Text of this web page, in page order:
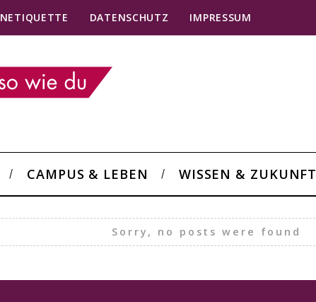
NETIQUETTE DATENSCHUTZ IMPRESSUM
CAMPUS & LEBEN WISSEN & ZUKUNFT
Sorry, no posts were found